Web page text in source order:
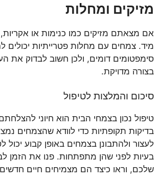
מזיקים ומחלות
אם מצאתם מזיקים כמו כנימות או
מיד. צמחים עם מחלות פטרייתיות יכולים
סימפטומים דומים, ולכן חשוב לבדוק את
בצורה מדויקת.
סיכום והמלצות לטיפול
טיפול נכון בצמחי הבית הוא חיוני
בדיקות תקופתיות כדי לוודא שהצמחים
לעצור ולהתבונן בצמחים באופן קבוע יכול
בעיות לפני שהן מתפתחות. פנו את הזמן
שלכם, וראו כיצד הם מצמיחים חיים